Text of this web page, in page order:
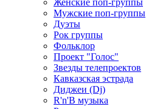
Женские поп-группы
Мужские поп-группы
Дуэты
Рок группы
Фольклор
Проект "Голос"
Звезды телепроектов
Кавказская эстрада
Диджеи (Dj)
R'n'B музыка